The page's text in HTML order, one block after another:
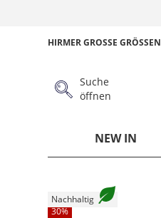
HIRMER GROSSE GRÖSSEN
Suche
öffnen
NEW IN
30%
Nachhaltig